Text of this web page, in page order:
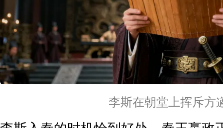
李斯在朝堂上挥斥方